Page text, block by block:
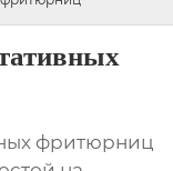
фритюрниц